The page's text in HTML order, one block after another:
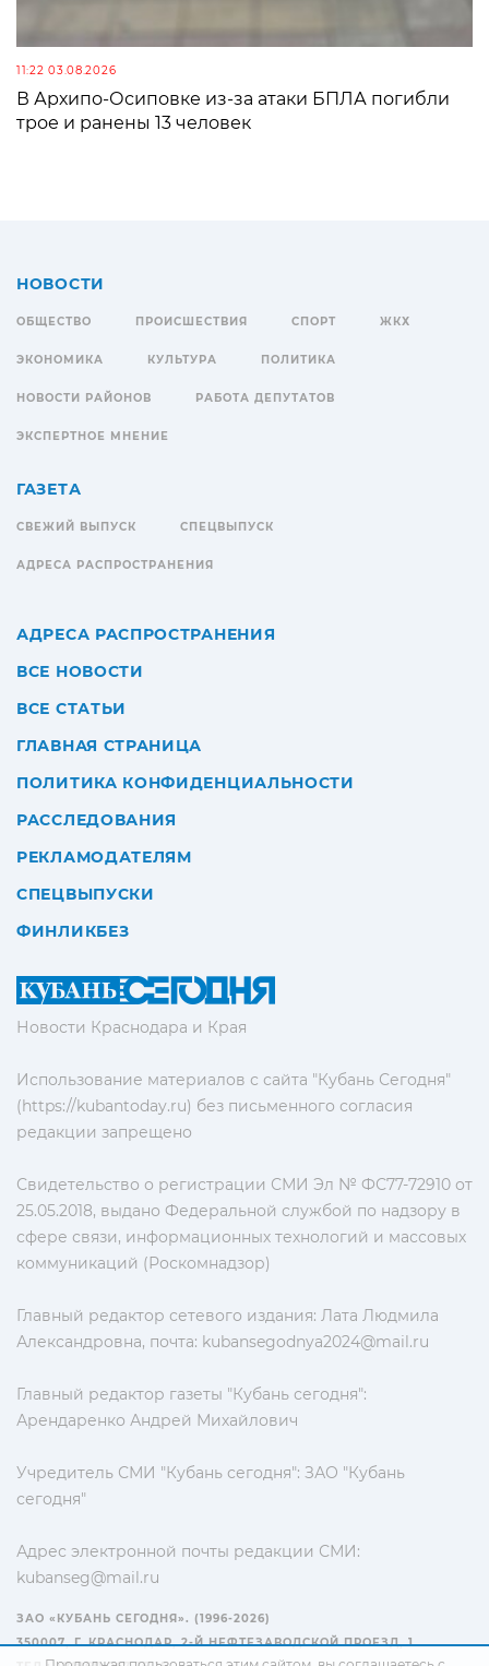
11:22 03.08.2026
В Архипо-Осиповке из-за атаки БПЛА погибли
трое и ранены 13 человек
Новости Краснодара и Края
Использование материалов с сайта "Кубань Сегодня"
(https://kubantoday.ru) без письменного согласия
редакции запрещено
Свидетельство о регистрации СМИ Эл № ФС77-72910 от
25.05.2018, выдано Федеральной службой по надзору в
сфере связи, информационных технологий и массовых
коммуникаций (Роскомнадзор)
Главный редактор сетевого издания: Лата Людмила
Александровна, почта: kubansegodnya2024@mail.ru
Главный редактор газеты "Кубань сегодня":
Арендаренко Андрей Михайлович
Учредитель СМИ "Кубань сегодня": ЗАО "Кубань
сегодня"
Адрес электронной почты редакции СМИ:
kubanseg@mail.ru
НОВОСТИ
ОБЩЕСТВО ПРОИСШЕСТВИЯ СПОРТ ЖКХ
ЭКОНОМИКА КУЛЬТУРА ПОЛИТИКА
НОВОСТИ РАЙОНОВ РАБОТА ДЕПУТАТОВ
ЭКСПЕРТНОЕ МНЕНИЕ
ГАЗЕТА
СВЕЖИЙ ВЫПУСК СПЕЦВЫПУСК
АДРЕСА РАСПРОСТРАНЕНИЯ
АДРЕСА РАСПРОСТРАНЕНИЯ
ВСЕ НОВОСТИ
ВСЕ СТАТЬИ
ГЛАВНАЯ СТРАНИЦА
ПОЛИТИКА КОНФИДЕНЦИАЛЬНОСТИ
РАССЛЕДОВАНИЯ
РЕКЛАМОДАТЕЛЯМ
СПЕЦВЫПУСКИ
ФИНЛИКБЕЗ
ЗАО «КУБАНЬ СЕГОДНЯ». (1996-2026)
350007, Г. КРАСНОДАР, 2-Й НЕФТЕЗАВОДСКОЙ ПРОЕЗД, 1